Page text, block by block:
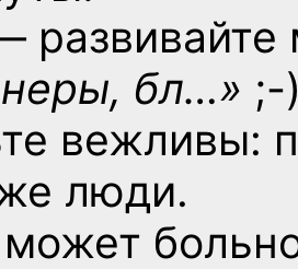
развивайте
бл…» ;-
вежливы:
люди.